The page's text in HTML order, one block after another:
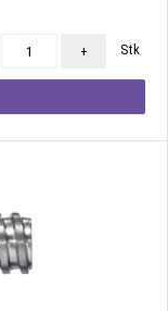
+ Stk